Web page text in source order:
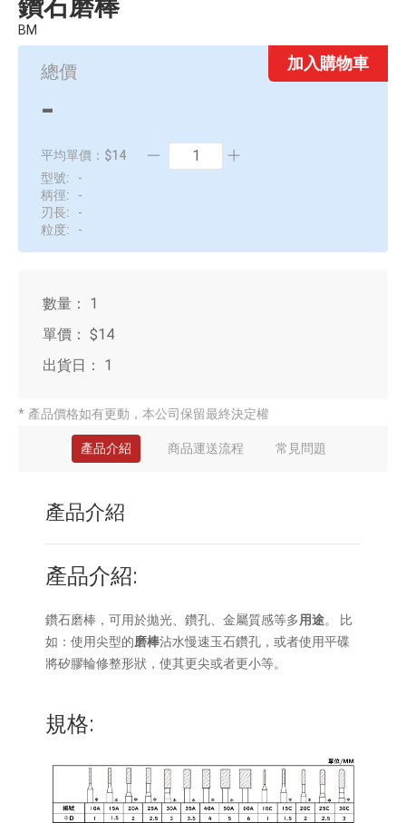
鑽石磨棒
BM
總價
-
平均單價：$14
加入購物車
型號:
-
柄徑:
-
刃長:
-
粒度:
-
數量：
1
單價： $14
出貨日：
1
* 產品價格如有更動，本公司保留最終決定權
產品介紹 商品運送流程 常見問題
產品介紹
產品介紹:
鑽石磨棒 ，可用於拋光、鑽孔、金屬質感等多用途。 比
如：使用尖型的磨棒沾水慢速玉石鑽孔，或者使用平碟
將矽膠輪修整形狀，使其更尖或者更小等。
規格:
60Q
20S
30S